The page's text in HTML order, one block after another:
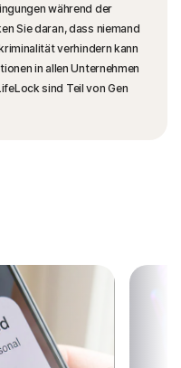
während der
Sie daran, dass niemand
verhindern kann
in allen Unternehmen
sind Teil von Gen